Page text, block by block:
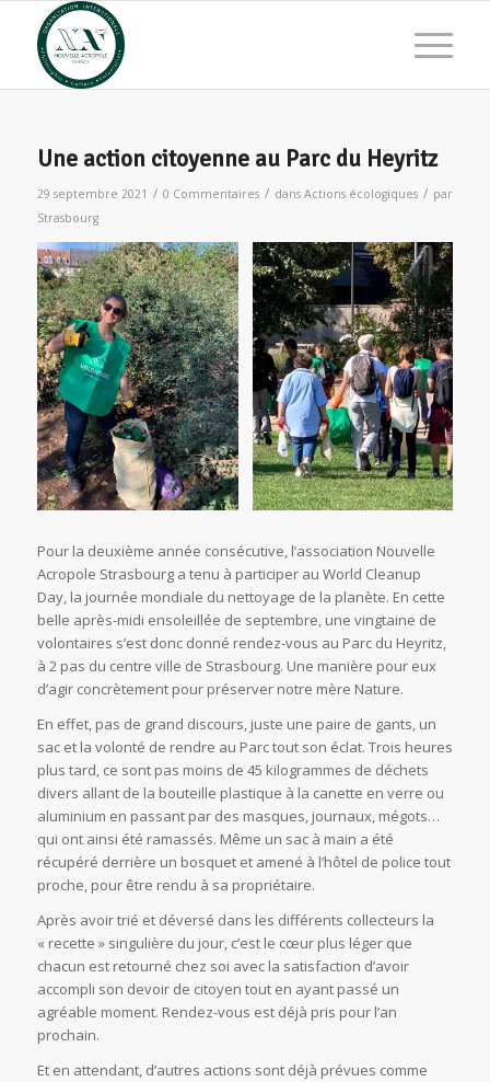
Une action citoyenne au Parc du Heyritz
29 septembre 2021 / 0 Commentaires / dans Actions écologiques / par
Strasbourg
Pour la deuxième année consécutive, l’association Nouvelle
Acropole Strasbourg a tenu à participer au World Cleanup
Day, la journée mondiale du nettoyage de la planète. En cette
belle après-midi ensoleillée de septembre, une vingtaine de
volontaires s’est donc donné rendez-vous au Parc du Heyritz,
à 2 pas du centre ville de Strasbourg. Une manière pour eux
d’agir concrètement pour préserver notre mère Nature.
En effet, pas de grand discours, juste une paire de gants, un
sac et la volonté de rendre au Parc tout son éclat. Trois heures
plus tard, ce sont pas moins de 45 kilogrammes de déchets
divers allant de la bouteille plastique à la canette en verre ou
aluminium en passant par des masques, journaux, mégots…
qui ont ainsi été ramassés. Même un sac à main a été
récupéré derrière un bosquet et amené à l’hôtel de police tout
proche, pour être rendu à sa propriétaire.
Après avoir trié et déversé dans les différents collecteurs la
« recette » singulière du jour, c’est le cœur plus léger que
chacun est retourné chez soi avec la satisfaction d’avoir
accompli son devoir de citoyen tout en ayant passé un
agréable moment. Rendez-vous est déjà pris pour l’an
prochain.
Et en attendant, d’autres actions sont déjà prévues comme